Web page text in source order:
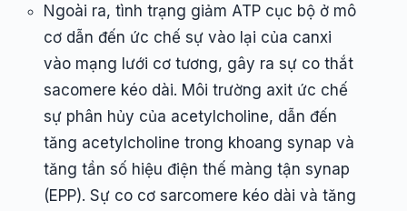
Ngoài ra, tình trạng giảm ATP cục bộ ở mô
cơ dẫn đến ức chế sự vào lại của canxi
vào mạng lưới cơ tương, gây ra sự co thắt
sacomere kéo dài. Môi trường axit ức chế
sự phân hủy của acetylcholine, dẫn đến
tăng acetylcholine trong khoang synap và
tăng tần số hiệu điện thế màng tận synap
(EPP). Sự co cơ sarcomere kéo dài và tăng